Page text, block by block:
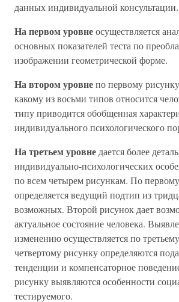
данных индивидуальной консультации.
На первом уровнеосуществляется
основных показателей теста по
изображении геометрической форме.
На втором уровнепо первому
какому из восьми типов относится
типу приводится обобщенная
индивидуального психологического
На третьем уровнедается более
индивидуально-психологических
по всем четырем рисункам. По
определяется ведущий подтип из
возможных. Второй рисунок дает
актуальное состояние человека.
изменению осуществляется по
четвертому рисунку определяются
тенденции и компенсаторное
рисунку выявляются особенности
тестируемого.